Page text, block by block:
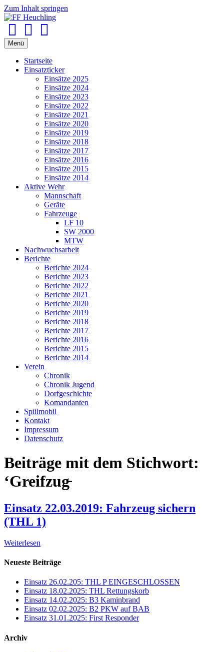
Zum Inhalt springen
Menü
Startseite
Einsatzticker
Einsätze 2025
Einsätze 2024
Einsätze 2023
Einsätze 2022
Einsätze 2021
Einsätze 2020
Einsätze 2019
Einsätze 2018
Einsätze 2017
Einsätze 2016
Einsätze 2015
Einsätze 2014
Aktive Wehr
Mannschaft
Geräte
Fahrzeuge
LF 10
SW 2000
MTW
Nachwuchsarbeit
Berichte
Berichte 2024
Berichte 2023
Berichte 2022
Berichte 2021
Berichte 2020
Berichte 2019
Berichte 2018
Berichte 2017
Berichte 2016
Berichte 2015
Berichte 2014
Verein
Chronik
Chronik Jugend
Dorfgeschichte
Komandanten
Spülmobil
Kontakt
Impressum
Datenschutz
Beiträge mit dem Stichwort:
‘Greifzug̵
Einsatz 22.03.2019: Fahrzeug sichern
(THL 1)
Weiterlesen
Neueste Beiträge
Einsatz 26.02.205: THL P EINGESCHLOSSEN
Einsatz 18.02.2025: THL Rettungskorb
Einsatz 14.02.2025: B3 Kaminbrand
Einsatz 02.02.2025: B2 PKW auf BAB
Einsatz 31.01.2025: First Responder
Archiv